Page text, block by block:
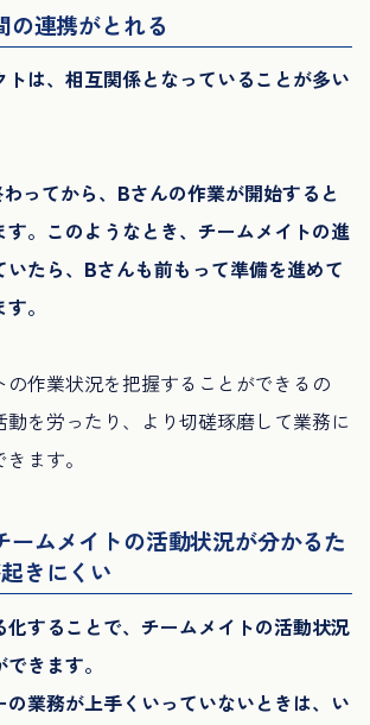
の連携がとれる
トは、相互関係となっていることが多い
ってから、Bさんの作業が開始すると
す。このようなとき、チームメイトの進
いたら、Bさんも前もって準備を進めて
。
の作業状況を把握することができるの
動を労ったり、より切磋琢磨して業務に
ます。
ームメイトの活動状況が分かるた
きにくい
化することで、チームメイトの活動状況
きます。
の業務が上手くいっていないときは、い